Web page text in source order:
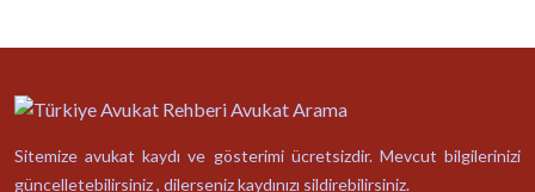
Sitemize avukat kaydı ve gösterimi ücretsizdir. Mevcut bilgilerinizi
güncelletebilirsiniz , dilerseniz kaydınızı sildirebilirsiniz.